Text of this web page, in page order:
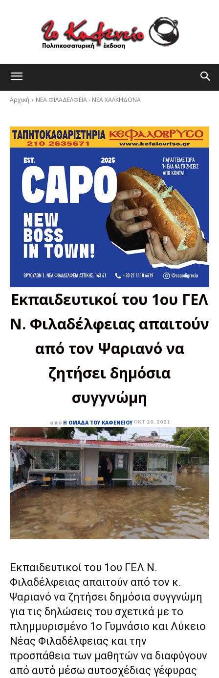
Αρχική ΝΕΑ ΦΙΛΑΔΕΛΦΕΙΑ - ΝΕΑ ΧΑΛΚΗΔΟΝΑ
Εκπαιδευτικοί του 1ου ΓΕΛ
Ν. Φιλαδέλφειας απαιτούν
από τον Ψαριανό να
ζητήσει δημόσια
συγγνώμη
από Η ΟΜΆΔΑ ΤΟΥ ΚΑΦΕΝΕΊΟΥ ΟΚΤ 20, 2021
Εκπαιδευτικοί του 1ου ΓΕΛ Ν.
Φιλαδέλφειας απαιτούν από τον κ.
Ψαριανό να ζητήσει δημόσια συγγνώμη
για τις δηλώσεις του σχετικά με το
πλημμυρισμένο 1ο Γυμνάσιο και Λύκειο
Νέας Φιλαδέλφειας και την
προσπάθεια των μαθητών να διαφύγουν
από αυτό μέσω αυτοσχέδιας γέφυρας